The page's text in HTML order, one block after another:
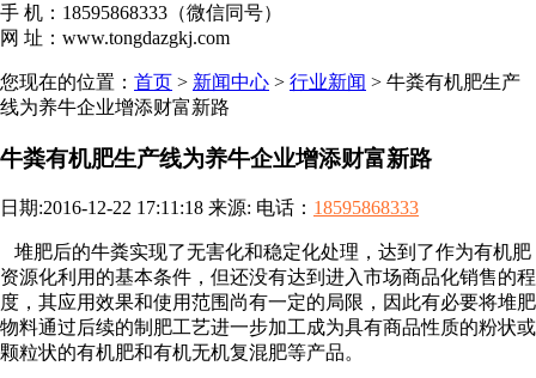
手 机：18595868333（微信同号）
网 址：www.tongdazgkj.com
您现在的位置： 首页 > 新闻中心 > 行业新闻 > 牛粪有机肥生产
线为养牛企业增添财富新路
牛粪有机肥生产线为养牛企业增添财富新路
日期:2016-12-22 17:11:18 来源: 电话： 18595868333
堆肥后的牛粪实现了无害化和稳定化处理，达到了作为有机肥
资源化利用的基本条件，但还没有达到进入市场商品化销售的程
度，其应用效果和使用范围尚有一定的局限，因此有必要将堆肥
物料通过后续的制肥工艺进一步加工成为具有商品性质的粉状或
颗粒状的有机肥和有机无机复混肥等产品。